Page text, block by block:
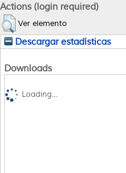
Actions (login required)
Ver elemento
Descargar estadísticas
Downloads
Loading...